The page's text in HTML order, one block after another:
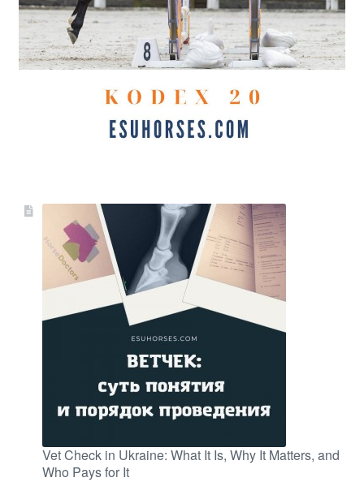
Vet Check in Ukraine: What It Is, Why It Matters, and
Who Pays for It